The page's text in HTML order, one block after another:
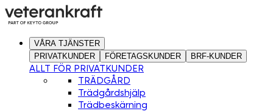
VÅRA TJÄNSTER
PRIVATKUNDER
FÖRETAGSKUNDER BRF-KUNDER
ALLT FÖR PRIVATKUNDER
TRÄDGÅRD
Trädgårdshjälp
Trädbeskärning